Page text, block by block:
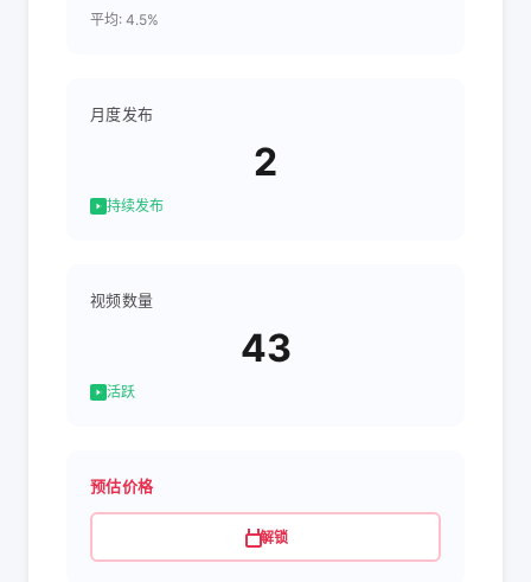
平均: 4.5%
月度发布
2
持续发布
视频数量
43
活跃
预估价格
解锁